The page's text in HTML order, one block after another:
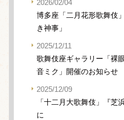
2026/02/04
博多座「二月花形歌舞伎
き神事」
2025/12/11
歌舞伎座ギャラリー「裸
音ミク」開催のお知らせ
2025/12/09
「十二月大歌舞伎」『芝
に